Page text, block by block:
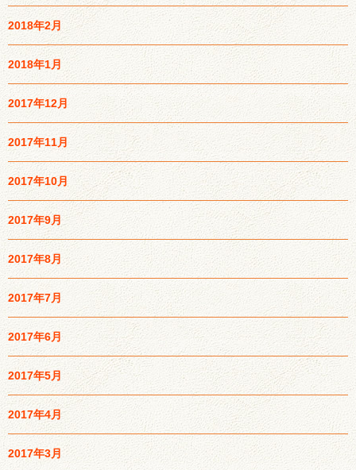
2018年2月
2018年1月
2017年12月
2017年11月
2017年10月
2017年9月
2017年8月
2017年7月
2017年6月
2017年5月
2017年4月
2017年3月